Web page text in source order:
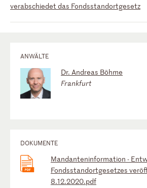
verabschiedet das Fondsstandortgesetz
ANWÄLTE
Dr. Andreas Böhme
Frankfurt
DOKUMENTE
Mandanteninformation -
Fondsstandortgesetzes
8.12.2020.pdf